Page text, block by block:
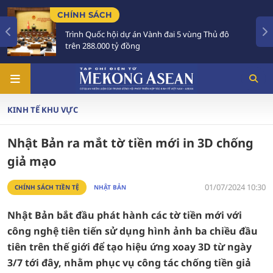
SÁCH
Quốc hội dự án Vành đai 5 vùng Thủ đô
288.000 tỷ đồng
TIÊU
KINH TẾ KHU VỰC
Nhật Bản ra mắt tờ tiền mới in 3D chống
giả mạo
CHÍNH SÁCH TIỀN TỆ NHẬT BẢN 01/07/2024 10:30
Nhật Bản bắt đầu phát hành các tờ tiền mới với
công nghệ tiên tiến sử dụng hình ảnh ba chiều đầu
tiên trên thế giới để tạo hiệu ứng xoay 3D từ ngày
3/7 tới đây, nhằm phục vụ công tác chống tiền giả